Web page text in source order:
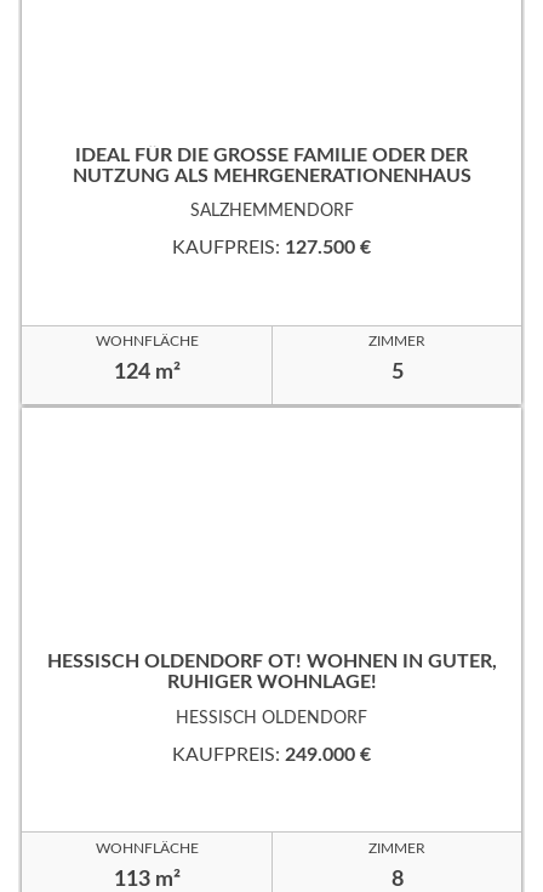
IDEAL FÜR DIE GROSSE FAMILIE ODER DER
NUTZUNG ALS MEHRGENERATIONENHAUS
SALZHEMMENDORF
KAUFPREIS: 127.500 €
WOHNFLÄCHE
124 m²
ZIMMER
5
HESSISCH OLDENDORF OT! WOHNEN IN GUTER,
RUHIGER WOHNLAGE!
HESSISCH OLDENDORF
KAUFPREIS: 249.000 €
WOHNFLÄCHE
113 m²
ZIMMER
8